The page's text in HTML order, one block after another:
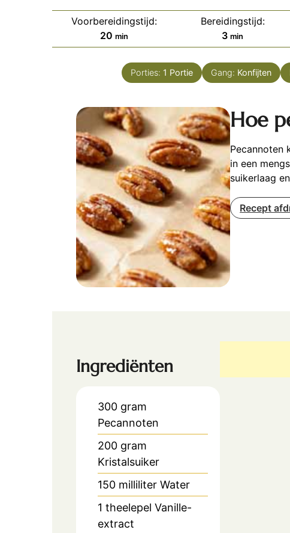
Voorbereidingstijd:
20 minuten
min
Bereidingstijd:
3minuten
min
Porties: 1 Portie Gang: Konfijten
Hoe
Pecannoten
in een
suikerlaag
Recept
Ingrediënten
300 gram
Pecannoten
200 gram
Kristalsuiker
150 milliliter Water
1 theelepel Vanille-
extract